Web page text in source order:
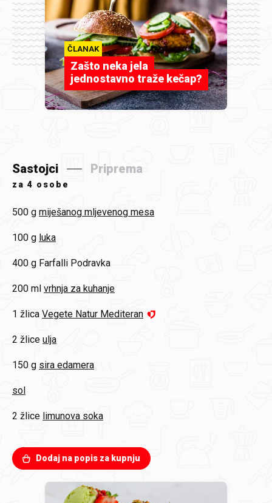
ČLANAK
Zašto neka jela
jednostavno traže kečap?
Sastojci Priprema
za 4 osobe
500 g miješanog mljevenog mesa
100 g luka
400 g Farfalli Podravka
200 ml vrhnja za kuhanje
1 žlica Vegete Natur Mediteran
2 žlice ulja
150 g sira edamera
sol
2 žlice limunova soka
Dodaj na popis za kupnju